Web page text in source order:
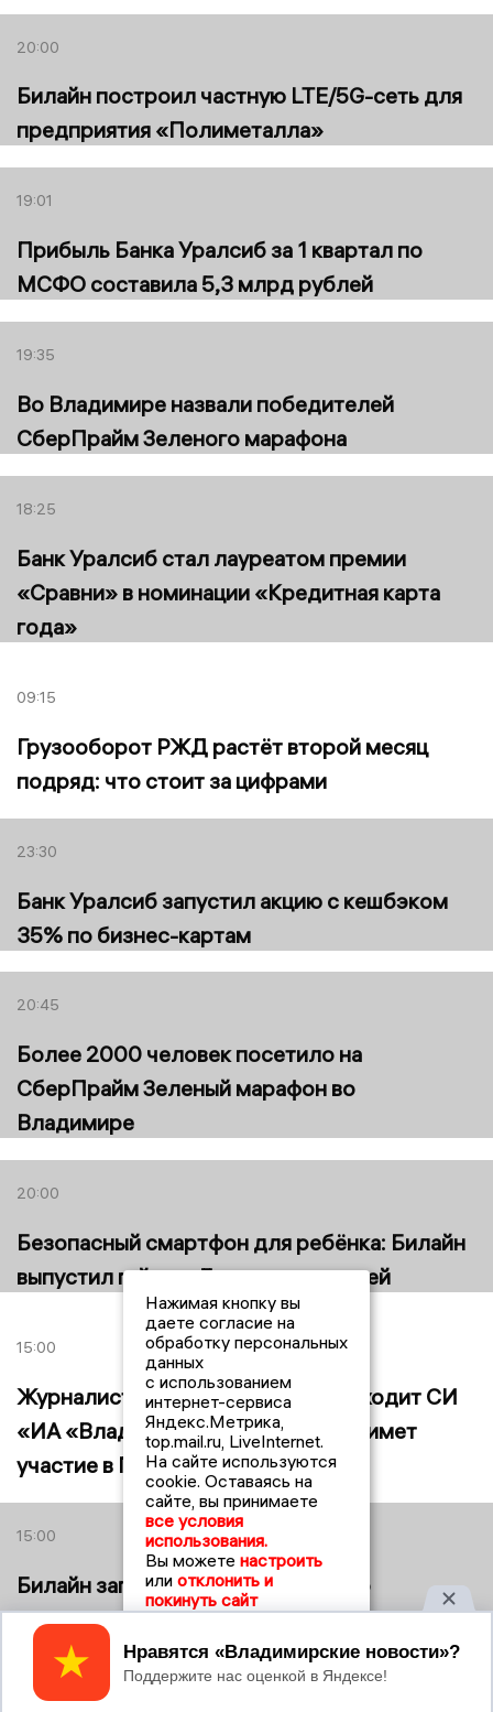
20:00
Билайн построил частную LTE/5G-сеть для
предприятия «Полиметалла»
19:01
Прибыль Банка Уралсиб за 1 квартал по
МСФО составила 5,3 млрд рублей
19:35
Во Владимире назвали победителей
СберПрайм Зеленого марафона
18:25
Банк Уралсиб стал лауреатом премии
«Сравни» в номинации «Кредитная карта
года»
09:15
Грузооборот РЖД растёт второй месяц
подряд: что стоит за цифрами
23:30
Банк Уралсиб запустил акцию с кешбэком
35% по бизнес-картам
20:45
Более 2000 человек посетило на
СберПрайм Зеленый марафон во
Владимире
20:00
Безопасный смартфон для ребёнка: Билайн
выпустил гайд ко Дню защиты детей
15:00
Журналист холдинга, в который входит СИ
«ИА «Владимирские новости», примет
участие в ПМЭФ-2026
15:00
Билайн запустил тест-драйв 5G во
Владимирской области
22:00
Нажимая кнопку вы
даете согласие на
обработку персональных
данных
с использованием
интернет-сервиса
Яндекс.Метрика,
top.mail.ru, LiveInternet.
На сайте используются
cookie. Оставаясь на
сайте, вы принимаете
все условия
использования.
Вы можете настроить
или отклонить и
покинуть сайт
Принять